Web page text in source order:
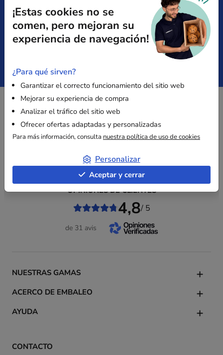
Entrega gratuita
desde 149 € sin IVA
Satisfecho
o reembolsado
Seguro
PAGO SEGURO
CONTACTO
NUESTRAS GAMAS
ACERCO DE EMBALEO
AYUDA
OPINIONES DE CLIENTES
4,8/ 5
de 31 avis
¡Estas cookies no se
comen, pero mejoran su
experiencia de navegación!
¿Para qué sirven?
Garantizar el correcto funcionamiento del sitio web
Mejorar su experiencia de compra
Analizar el tráfico del sitio web
Ofrecer ofertas adaptadas y personalizadas
Para más información, consulta nuestra política de uso de cookies
Personalizar
Aceptar y cerrar